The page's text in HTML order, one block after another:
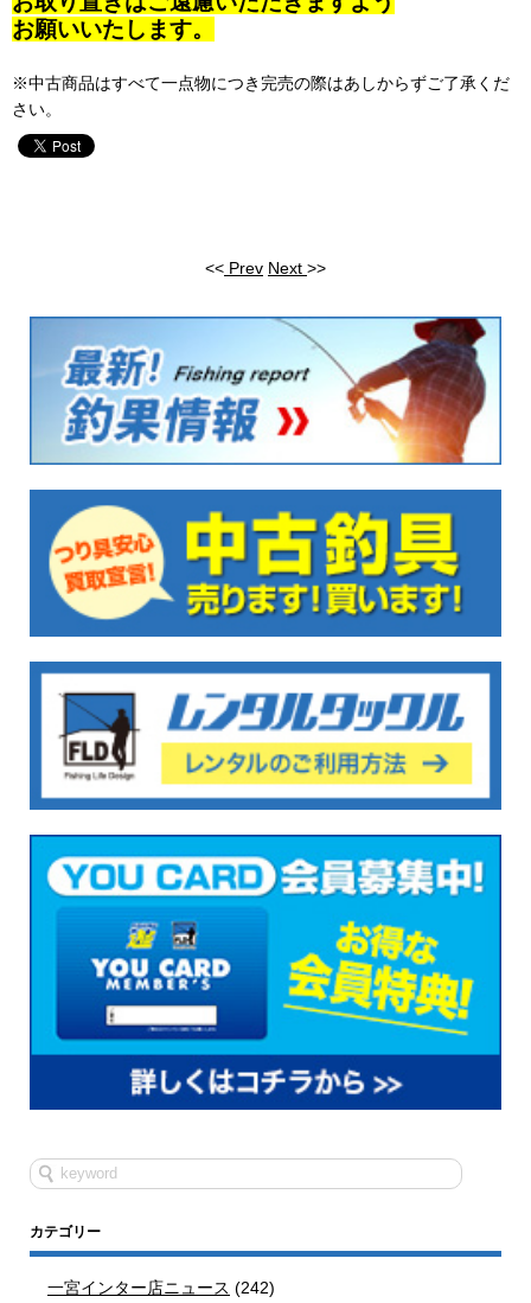
お願いいたします。
※中古商品はすべて一点物につき完売の際はあしからずご了承くだ
さい。
<< Prev Next >>
カテゴリー
一宮インター店ニュース (242)